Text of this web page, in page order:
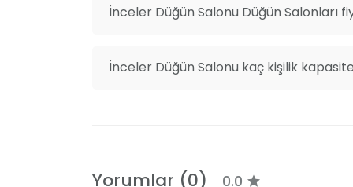
İnceler Düğün Salonu Düğün Salonları
İnceler Düğün Salonu kaç kişilik
Yorumlar (0) 0.0